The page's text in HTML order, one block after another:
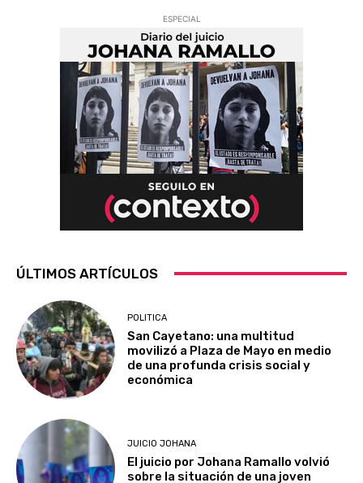
ESPECIAL
ÚLTIMOS ARTÍCULOS
POLITICA
San Cayetano: una multitud
movilizó a Plaza de Mayo en medio
de una profunda crisis social y
económica
JUICIO JOHANA
El juicio por Johana Ramallo volvió
sobre la situación de una joven